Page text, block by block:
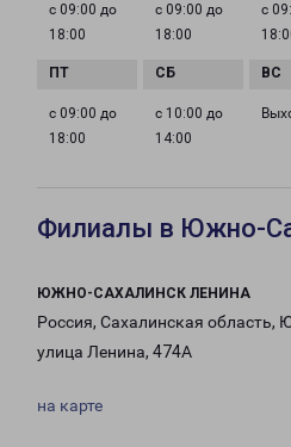
с 09:00 до
18:00
с 09:00 до
18:00
с
с 09:00 до
18:00
с 10:00 до
14:00
Филиалы в Южно-
ЮЖНО-САХАЛИНСК ЛЕНИНА
Россия, Сахалинская область,
улица Ленина, 474А
на карте